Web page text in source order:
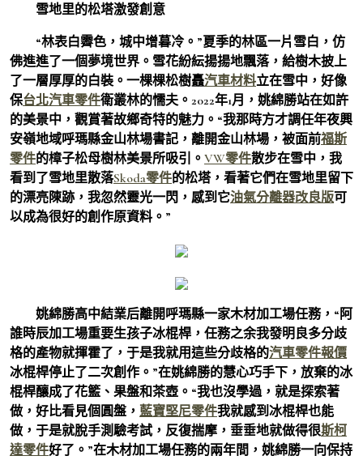
雪地里的松塔激發創意
“林表白霽色，城中增暮冷。”夏季的林區一片雪白，仿
佛進進了一個夢境世界。雪花紛紜揚揚地飄落，給樹木披上
了一層厚厚的白裝。一棵棵松樹矗汽車材料立在雪中，好像
保台北汽車零件衛叢林的懦夫。2022年1月，姚綿勝站在如許
的美景中，觀賞著故鄉奇特的魅力。“我那時方才調任年夜興
安嶺地域呼瑪縣金山林場書記，離開金山林場，被面前福斯
零件的樟子松母樹林美景所吸引。 VW零件散步在雪中，我
看到了雪地里散落Skoda零件的松塔，看著它們在雪地里留下
的漂亮陳跡，我忽然靈光一閃，感到它油氣分離器改良版可
以成為很好的創作原資料。”
姚綿勝高中結業后離開呼瑪縣一家木材加工場任務，“阿
誰時辰加工場重要生孩子冰棍桿，任務之余我發明良多分歧
格的產物就揮霍了，于是我就用這些分歧格的汽車零件報價
冰棍桿停止了二次創作。”在姚綿勝的慧心巧手下，放棄的冰
棍桿釀成了花籃、果盤和茶壺。“我也沒學過，就是探索著
做，好比看見個圓盤， 藍寶堅尼零件我就感到冰棍桿也能
做，于是就脫手測驗考試，反復揣摩，垂垂地就做得很斯柯
達零件好了。”在木材加工場任務的兩年間，姚綿勝一向保持